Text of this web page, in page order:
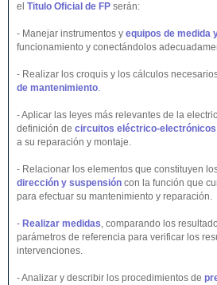
el Titulo Oficial de FP serán:
- Manejar instrumentos y equipos de medida
funcionamiento y conectándolos
- Realizar los croquis y los cálculos
de mantenimiento.
- Aplicar las leyes más relevantes de la
definición de circuitos eléctrico-
a su reparación y montaje.
- Relacionar los elementos que constituyen
dirección y suspensión con la función que
para efectuar su mantenimiento y reparación.
- Realizar medidas, comparando los
parámetros de referencia para verificar los
intervenciones.
- Analizar y describir los procedimientos de